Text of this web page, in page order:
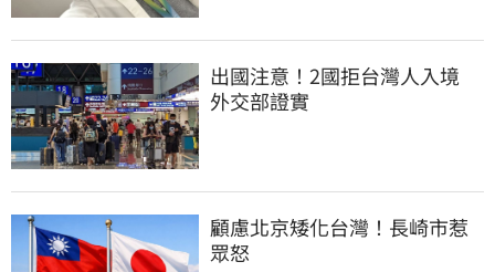
出國注意！2國拒台灣人入境
外交部證實
顧慮北京矮化台灣！長崎市惹
眾怒